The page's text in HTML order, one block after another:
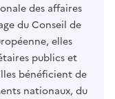
des affaires
du Conseil de
elles
publics et
bénéficient de
nationaux, du